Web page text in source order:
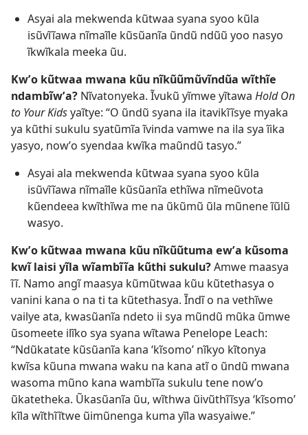
Asyai ala mekwenda kũtwaa syana syoo kũla
isũvĩĩawa nĩmaĩle kũsũanĩa ũndũ ndũũ yoo nasyo
ĩkwĩkala meeka ũu.
Kwʼo kũtwaa mwana kũu nĩkũũmũvĩndũa wĩthĩe
ndambĩwʼa? Nĩvatonyeka. Ĩvukũ yĩmwe yĩtawa Hold On
to Your Kidsyaĩtye: “O ũndũ syana ila itavikĩĩsye myaka
ya kũthi sukulu syatũmĩa ĩvinda vamwe na ila sya ĩika
yasyo, nowʼo syendaa kwĩka maũndũ tasyo.”
Asyai ala mekwenda kũtwaa syana syoo kũla
isũvĩĩawa nĩmaĩle kũsũanĩa ethĩwa nĩmeũvota
kũendeea kwĩthĩwa me na ũkũmũ ũla mũnene ĩũlũ
wasyo.
Kwʼo kũtwaa mwana kũu nĩkũũtuma ewʼa kũsoma
kwĩ laisi yĩla wĩambĩĩa kũthi sukulu?Amwe maasya
ĩĩ. Namo angĩ maasya kũmũtwaa kũu kũtethasya o
vanini kana o na ti ta kũtethasya. Ĩndĩ o na vethĩwe
vailye ata, kwasũanĩa ndeto ii sya mũndũ mũka ũmwe
ũsomeete ilĩko sya syana wĩtawa Penelope Leach:
“Ndũkatate kũsũanĩa kana ‘kĩsomo’ nĩkyo kĩtonya
kwĩsa kũuna mwana waku na kana atĩ o ũndũ mwana
wasoma mũno kana wambĩĩa sukulu tene nowʼo
ũkatetheka. Ũkasũanĩa ũu, wĩthwa ũivũthĩĩsya ‘kĩsomo’
kĩla wĩthĩĩtwe ũimũnenga kuma yĩla wasyaiwe.”